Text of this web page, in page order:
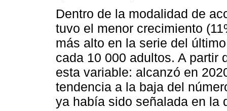
Dentro de la modalidad de
tuvo el menor crecimiento
más alto en la serie del
cada 10 000 adultos. A partir
esta variable: alcanzó en
tendencia a la baja del
ya había sido señalada en la